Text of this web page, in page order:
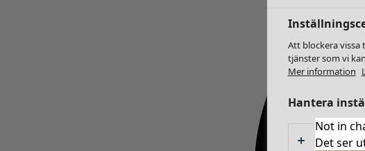
Not in
Det ser
Att blockera vissa
tjänster som vi
Mer information
Hantera
Absolut